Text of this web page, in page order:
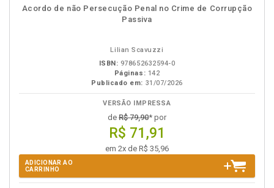
disponível
em
Disponível
na
páginas
Acordo de não Persecução Penal no Crime de Corrupção
Passiva
Lilian Scavuzzi
ISBN: 978652632594-0
Páginas: 142
Publicado em: 31/07/2026
VERSÃO IMPRESSA
de R$ 79,90* por
R$ 71,91
em 2x de R$ 35,96
ADICIONAR AO
CARRINHO